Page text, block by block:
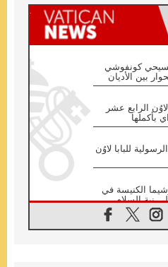
كونفوشي
بين الأديان
لاوُن الرابع عشر
بأكملها
للبابا لاوُن
هيروشيما الكنيسة في
ستعزز